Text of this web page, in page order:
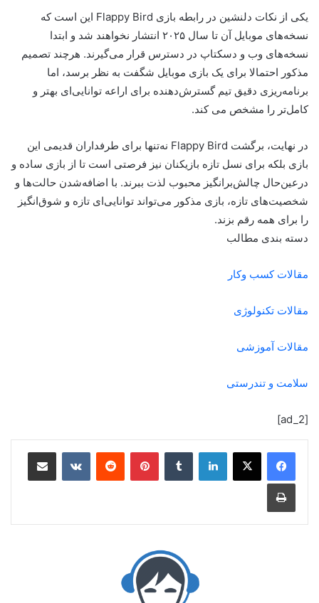
یکی از نکات دلنشین در رابطه بازی Flappy Bird این است که
نسخه‌های موبایل آن تا سال ۲۰۲۵ انتشار نخواهند شد و ابتدا
نسخه‌های وب و دسکتاپ در دسترس قرار می‌گیرند. هرچند تصمیم
مذکور احتمالا برای یک بازی موبایل شگفت به نظر برسد، اما
برنامه‌ریزی دقیق تیم گسترش‌دهنده برای اراعه توانایی‌ای بهتر و
کامل‌تر را مشخص می کند.
در نهایت، برگشت Flappy Bird نه‌تنها برای طرفداران قدیمی این
بازی بلکه برای نسل تازه بازیکنان نیز فرصتی است تا از بازی ساده و
درعین‌حال چالش‌برانگیز محبوب لذت ببرند. با اضافه‌شدن حالت‌ها و
شخصیت‌های تازه، بازی مذکور می‌تواند توانایی‌ای تازه و شوق‌انگیز
را برای همه رقم بزند.
دسته بندی مطالب
مقالات کسب وکار
مقالات تکنولوژی
مقالات آموزشی
سلامت و تندرستی
[ad_2]